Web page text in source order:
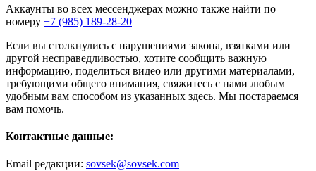
Аккаунты во всех мессенджерах можно также найти по
номеру +7 (985) 189-28-20
Если вы столкнулись с нарушениями закона, взятками или
другой несправедливостью, хотите сообщить важную
информацию, поделиться видео или другими материалами,
требующими общего внимания, свяжитесь с нами любым
удобным вам способом из указанных здесь. Мы постараемся
вам помочь.
Контактные данные:
Email редакции: sovsek@sovsek.com